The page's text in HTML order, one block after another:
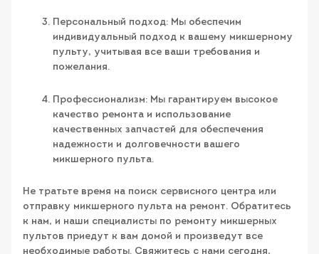
Персональный подход: Мы обеспечим
индивидуальный подход к вашему микшерному
пульту, учитывая все ваши требования и
пожелания.
Профессионализм: Мы гарантируем высокое
качество ремонта и использование
качественных запчастей для обеспечения
надежности и долговечности вашего
микшерного пульта.
Не тратьте время на поиск сервисного центра или
отправку микшерного пульта на ремонт. Обратитесь
к нам, и наши специалисты по ремонту микшерных
пультов приедут к вам домой и произведут все
необходимые работы. Свяжитесь с нами сегодня,